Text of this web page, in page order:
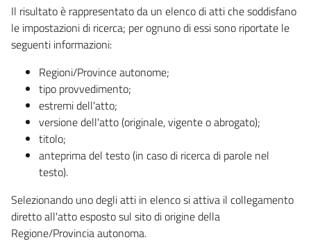
Il risultato è rappresentato da un elenco di atti che soddisfano
le impostazioni di ricerca; per ognuno di essi sono riportate le
seguenti informazioni:
Regioni/Province autonome;
tipo provvedimento;
estremi dell'atto;
versione dell'atto (originale, vigente o abrogato);
titolo;
anteprima del testo (in caso di ricerca di parole nel
testo).
Selezionando uno degli atti in elenco si attiva il collegamento
diretto all'atto esposto sul sito di origine della
Regione/Provincia autonoma.